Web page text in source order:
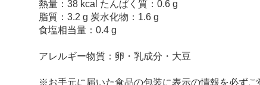
熱量：38 kcal たんぱく質：0.6 g
脂質：3.2 g 炭水化物：1.6 g
食塩相当量：0.4 g
アレルギー物質：卵・乳成分・大豆
※お手元に届いた食品の包装に表示の情報を必ずご